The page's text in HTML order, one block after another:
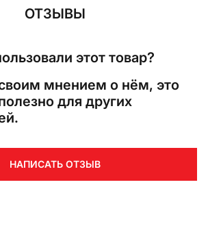
ОТЗЫВЫ
этот товар?
мнением о нём, это
для других
НАПИСАТЬ ОТЗЫВ